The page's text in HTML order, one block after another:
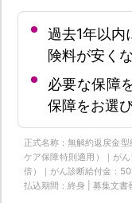
過去1年以内
険料が安く
必要な保障
保障をお選
正式名称：無解約返戻金
ケア保障特則適用）｜が
倍）｜がん診断給付金：
払込期間：終身 | 募集文